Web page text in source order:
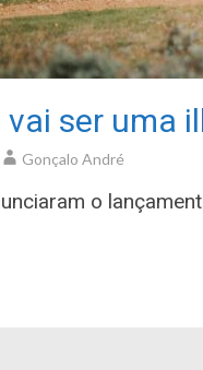
ser uma
Gonçalo André
o